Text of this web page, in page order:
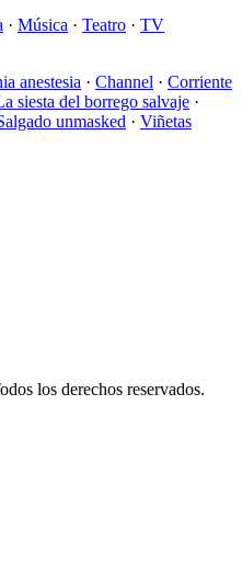
· Música · Teatro · TV
anestesia · Channel · Corriente
siesta del borrego salvaje ·
unmasked · Viñetas
los derechos reservados.